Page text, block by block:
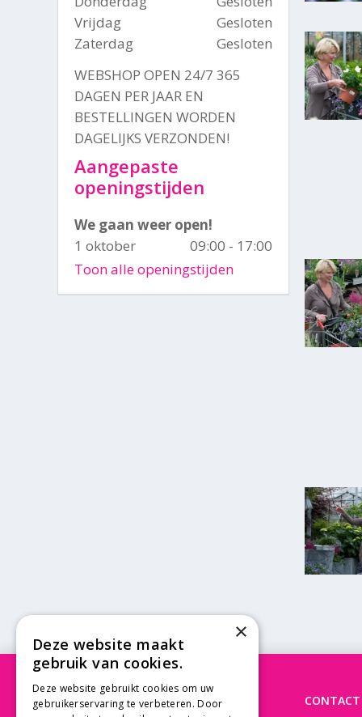
Vrijdag
Gesloten
Zaterdag
Gesloten
WEBSHOP OPEN 24/7 365
DAGEN PER JAAR EN
BESTELLINGEN WORDEN
DAGELIJKS VERZONDEN!
Aangepaste
openingstijden
We gaan weer open!
1 oktober
09:00 - 17:00
Toon alle openingstijden
OPENINGSTIJDEN CONTACT
×
Deze website maakt
gebruik van cookies.
Deze website gebruikt cookies om uw
gebruikerservaring te verbeteren. Door